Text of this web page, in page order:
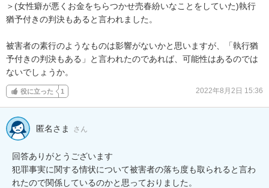
＞(女性癖が悪くお金をちらつかせ売春紛いなことをしていた)執行
猶予付きの判決もあると言われました。
被害者の素行のようなものは影響がないかと思いますが、「執行猶
予付きの判決もある」と言われたのであれば、可能性はあるのでは
ないでしょうか。
役に立った 1 2022年8月2日 15:36
匿名さま さん
回答ありがとうございます
犯罪事実に関する情状について被害者の落ち度も取られると言わ
れたので関係しているのかと思っておりました。